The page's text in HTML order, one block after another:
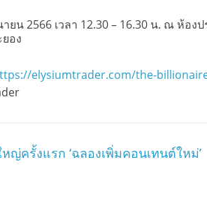
ยน 2566 เวลา 12.30 – 16.30 น. ณ ห้อ
อง
elysiumtrader.com/the-
หญ่ครั้งแรก ‘ฉลองเพิ่มคอนเทนต์ใหม่’